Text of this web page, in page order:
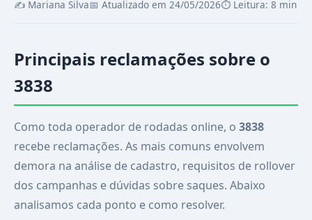
✍️ Mariana Silva📅 Atualizado em 24/05/2026⏱️ Leitura: 8 min
Principais reclamações sobre o
3838
Como toda operador de rodadas online, o 3838
recebe reclamações. As mais comuns envolvem
demora na análise de cadastro, requisitos de rollover
dos campanhas e dúvidas sobre saques. Abaixo
analisamos cada ponto e como resolver.